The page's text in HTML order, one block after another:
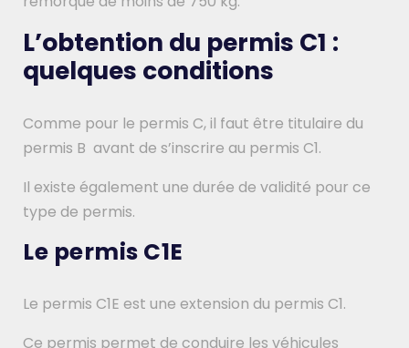
L’obtention du permis C1 :
quelques conditions
Comme pour le permis C, il faut être titulaire du
permis B avant de s’inscrire au permis C1.
Il existe également une durée de validité pour ce
type de permis.
Le permis C1E
Le permis C1E est une extension du permis C1.
Ce permis permet de conduire les véhicules